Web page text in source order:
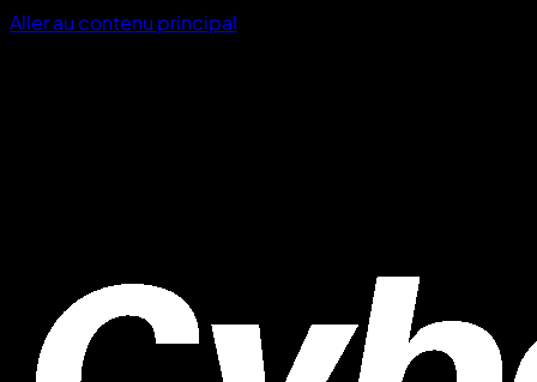
Aller au contenu principal